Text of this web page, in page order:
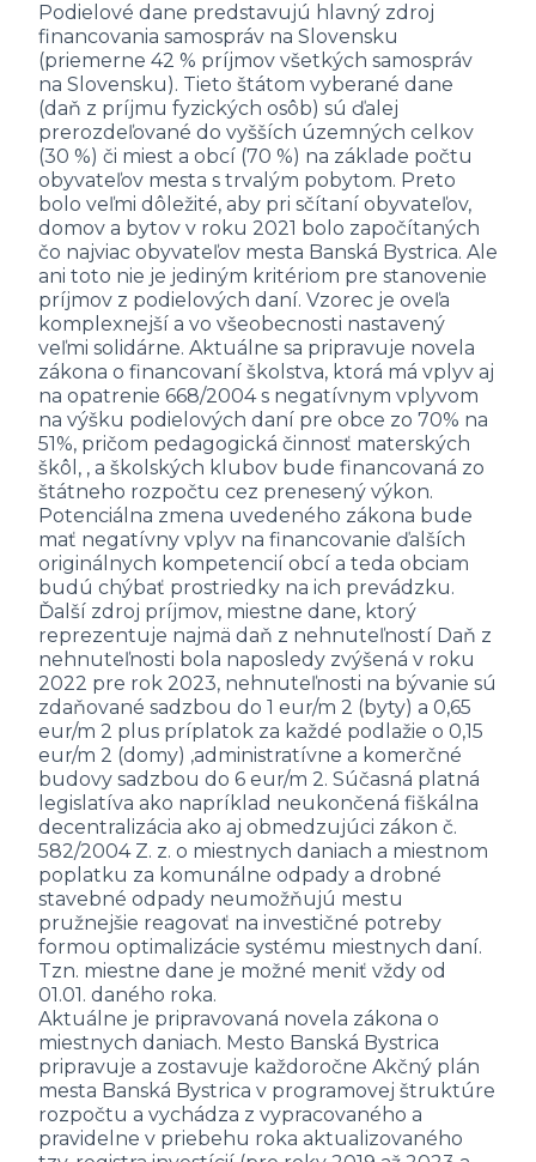
Podielové dane predstavujú hlavný zdroj
financovania samospráv na Slovensku
(priemerne 42 % príjmov všetkých samospráv
na Slovensku). Tieto štátom vyberané dane
(daň z príjmu fyzických osôb) sú ďalej
prerozdeľované do vyšších územných celkov
(30 %) či miest a obcí (70 %) na základe počtu
obyvateľov mesta s trvalým pobytom. Preto
bolo veľmi dôležité, aby pri sčítaní obyvateľov,
domov a bytov v roku 2021 bolo započítaných
čo najviac obyvateľov mesta Banská Bystrica. Ale
ani toto nie je jediným kritériom pre stanovenie
príjmov z podielových daní. Vzorec je oveľa
komplexnejší a vo všeobecnosti nastavený
veľmi solidárne. Aktuálne sa pripravuje novela
zákona o financovaní školstva, ktorá má vplyv aj
na opatrenie 668/2004 s negatívnym vplyvom
na výšku podielových daní pre obce zo 70% na
51%, pričom pedagogická činnosť materských
škôl, , a školských klubov bude financovaná zo
štátneho rozpočtu cez prenesený výkon.
Potenciálna zmena uvedeného zákona bude
mať negatívny vplyv na financovanie ďalších
originálnych kompetencií obcí a teda obciam
budú chýbať prostriedky na ich prevádzku.
Ďalší zdroj príjmov, miestne dane, ktorý
reprezentuje najmä daň z nehnuteľností Daň z
nehnuteľnosti bola naposledy zvýšená v roku
2022 pre rok 2023, nehnuteľnosti na bývanie sú
zdaňované sadzbou do 1 eur/m 2 (byty) a 0,65
eur/m 2 plus príplatok za každé podlažie o 0,15
eur/m 2 (domy) ,administratívne a komerčné
budovy sadzbou do 6 eur/m 2. Súčasná platná
legislatíva ako napríklad neukončená fiškálna
decentralizácia ako aj obmedzujúci zákon č.
582/2004 Z. z. o miestnych daniach a miestnom
poplatku za komunálne odpady a drobné
stavebné odpady neumožňujú mestu
pružnejšie reagovať na investičné potreby
formou optimalizácie systému miestnych daní.
Tzn. miestne dane je možné meniť vždy od
01.01. daného roka.
Aktuálne je pripravovaná novela zákona o
miestnych daniach. Mesto Banská Bystrica
pripravuje a zostavuje každoročne Akčný plán
mesta Banská Bystrica v programovej štruktúre
rozpočtu a vychádza z vypracovaného a
pravidelne v priebehu roka aktualizovaného